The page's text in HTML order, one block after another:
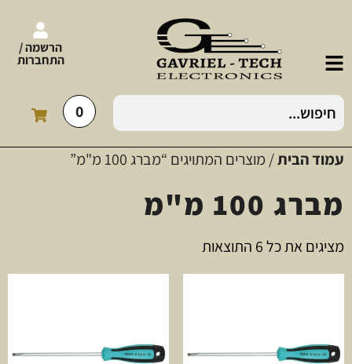
הרשמה /
התחברות
0
עמוד הבית/ מוצרים המתויגים “מברג 100 מ"מ”
מברג 100 מ"מ
מציגים את כל ⁦6⁩ התוצאות